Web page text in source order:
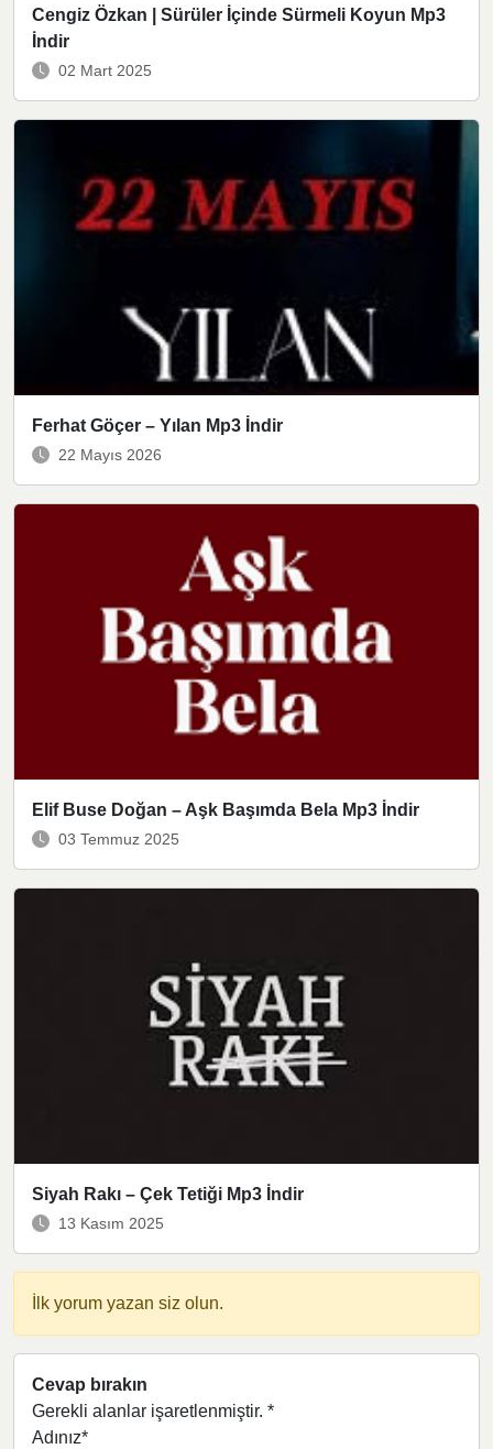
Cengiz Özkan | Sürüler İçinde Sürmeli Koyun Mp3
İndir
02 Mart 2025
Ferhat Göçer – Yılan Mp3 İndir
22 Mayıs 2026
Elif Buse Doğan – Aşk Başımda Bela Mp3 İndir
03 Temmuz 2025
Siyah Rakı – Çek Tetiği Mp3 İndir
13 Kasım 2025
İlk yorum yazan siz olun.
Cevap bırakın
Gerekli alanlar işaretlenmiştir. *
Adınız*